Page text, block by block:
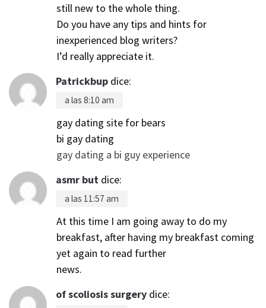
still new to the whole thing.
Do you have any tips and hints for
inexperienced blog writers?
I’d really appreciate it.
Patrickbup dice:
a las 8:10 am
gay dating site for bears
bi gay dating
gay dating a bi guy experience
asmr but dice:
a las 11:57 am
At this time I am going away to do my
breakfast, after having my breakfast coming
yet again to read further
news.
of scoliosis surgery dice: